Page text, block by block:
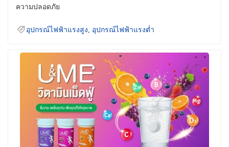
ความปลอดภัย
อุปกรณ์ไฟฟ้าแรงสูง อุปกรณ์ไฟฟ้าแรงต่ำ